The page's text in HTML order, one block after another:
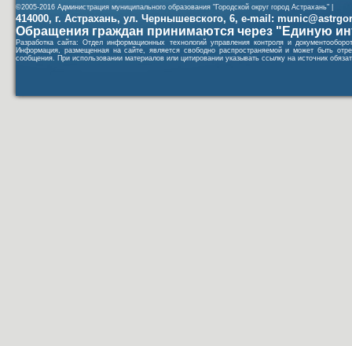
©2005-2016 Администрация муниципального образования "Городской округ город Астрахань" |
414000, г. Астрахань, ул. Чернышевского, 6, e-mail:
Обращения граждан принимаются через "Единую
Разработка сайта: Отдел информационных технологий управления контроля и
Информация, размещенная на сайте, является свободно распространяемой и может быть
сообщения. При использовании материалов или цитировании указывать ссылку на источник